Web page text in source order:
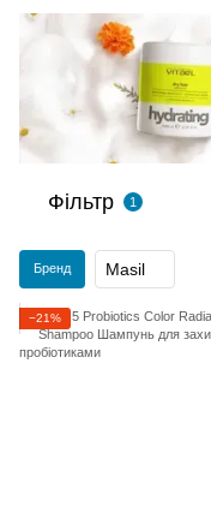
Фільтр 1
Бренд Masil
−21%